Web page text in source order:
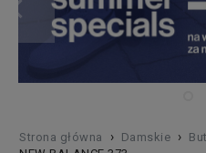
Strona główna › Damskie ›